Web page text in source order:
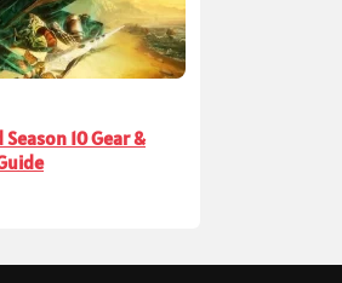
10 Gear &